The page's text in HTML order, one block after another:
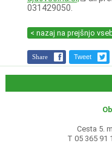
031429050.
< nazaj na prejšnjo
Share Tweet
Cesta 5.
T 05 365 91